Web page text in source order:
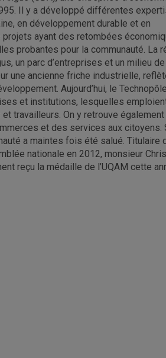
Il y a développé différentes
en développement durable et en
ayant des retombées
probantes pour la communauté. La
un parc d’entreprises et un milieu
une ancienne friche industrielle,
Aujourd’hui, le
et institutions, lesquelles
travailleurs. On y retrouve
et des services aux citoyens.
a maintes fois été salué. Titulaire
nationale en 2012, monsieur
reçu la médaille de l’UQAM cette